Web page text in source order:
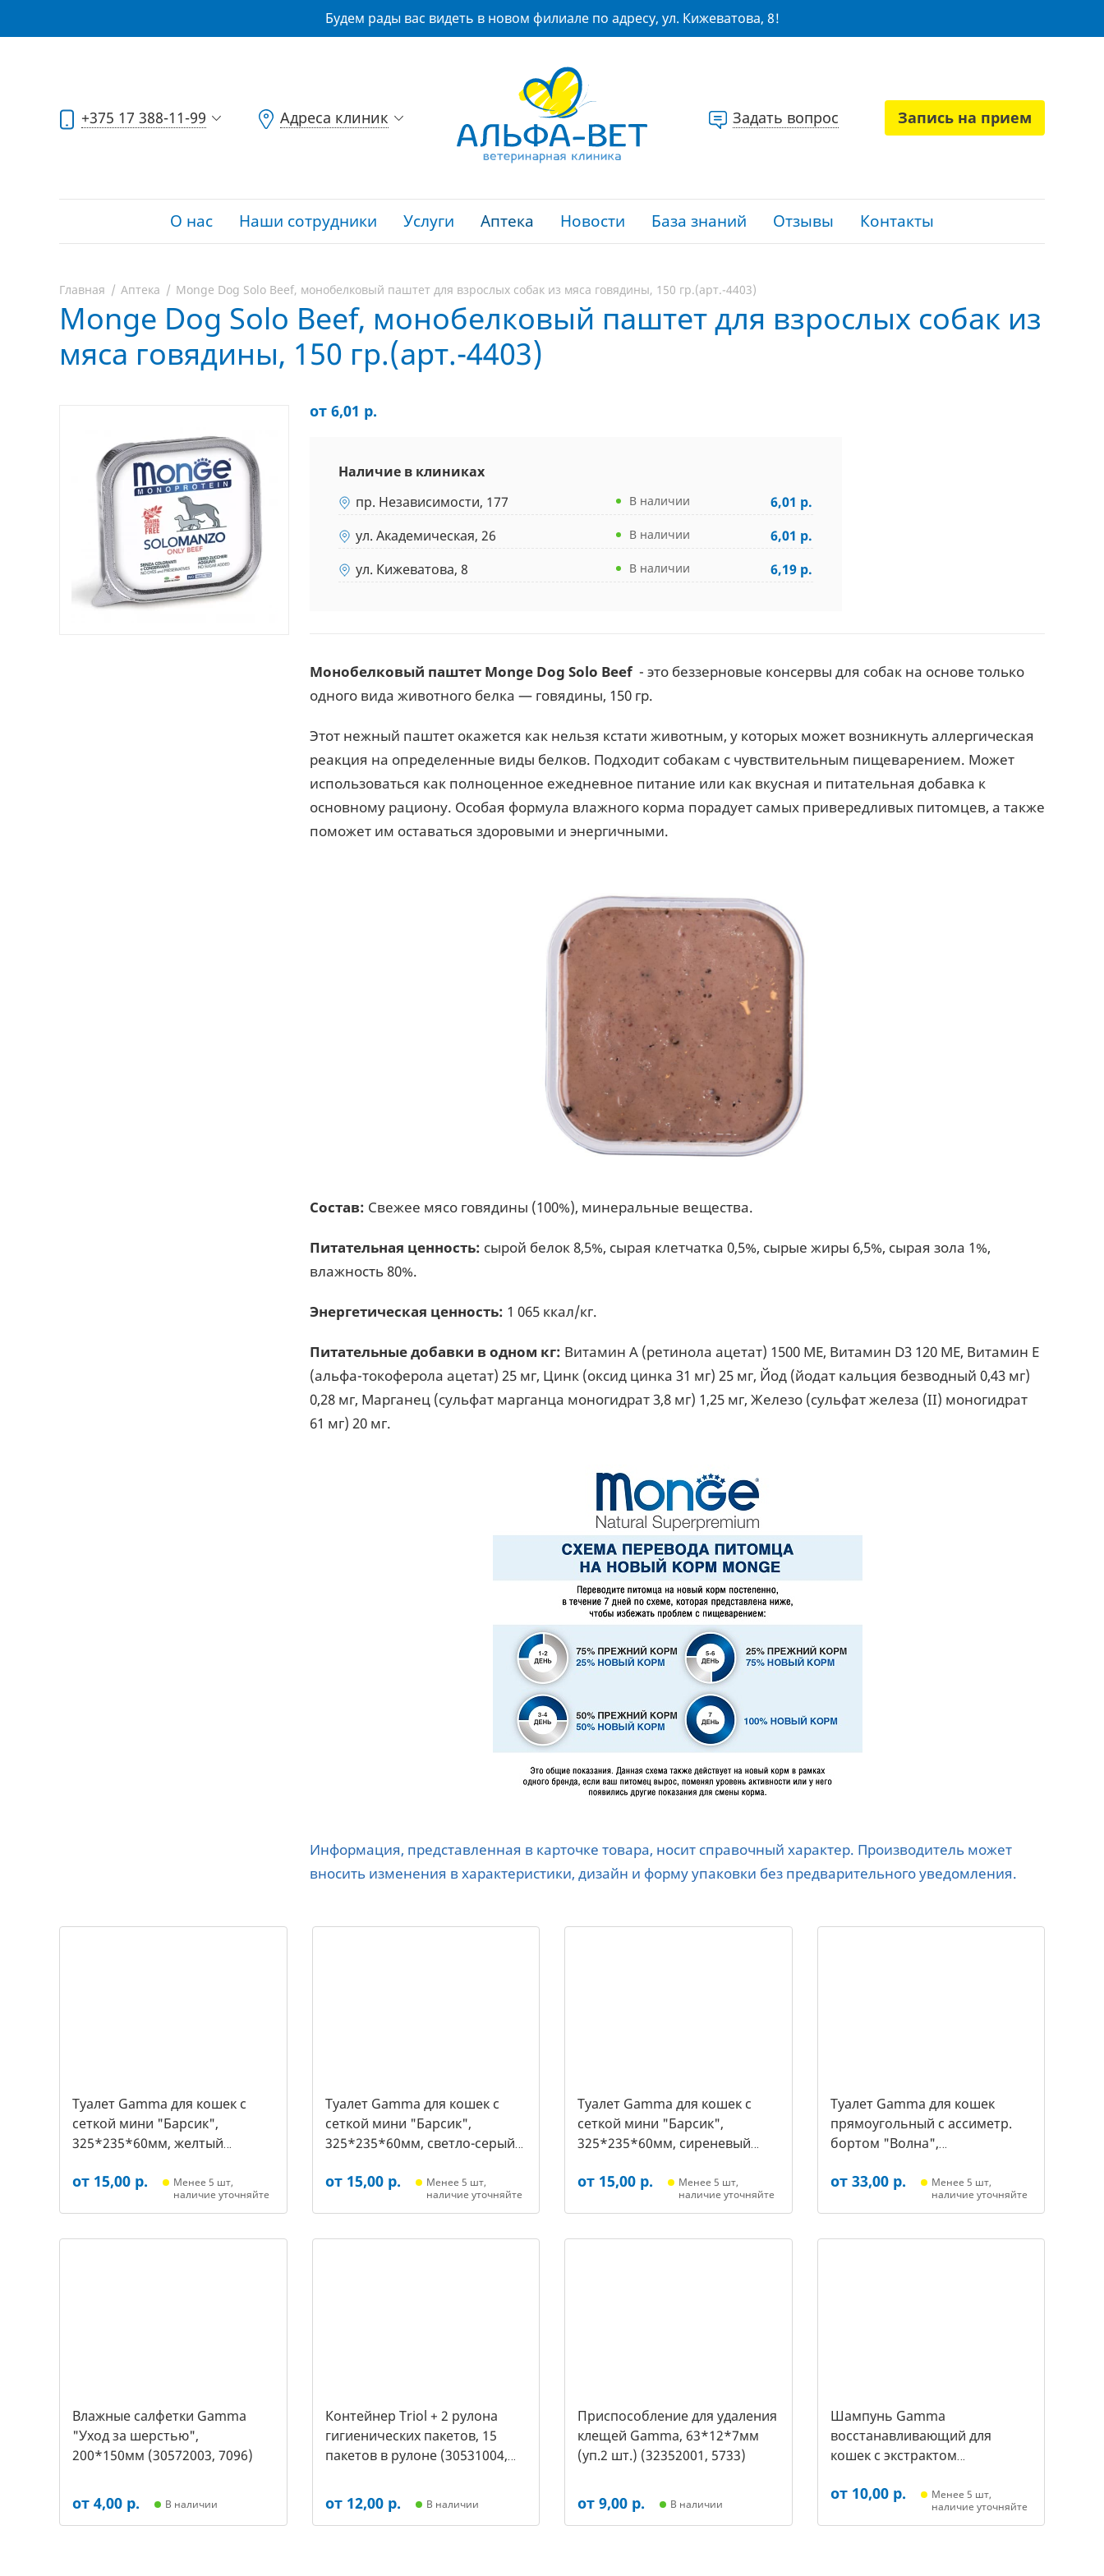
Будем рады вас видеть в новом филиале по адресу, ул. Кижеватова, 8!
+375 17 388-11-99 Адреса клиник Задать вопрос Запись на прием
О нас Наши сотрудники Услуги Аптека Новости База знаний Отзывы Контакты
Главная Аптека Monge Dog Solo Beef, монобелковый паштет для взрослых собак из мяса говядины, 150 гр.(арт.-4403)
Monge Dog Solo Beef, монобелковый паштет для взрослых собак из
мяса говядины, 150 гр.(арт.-4403)
от 6,01 р.
Наличие в клиниках
пр. Независимости, 177
В наличии
6,01 р.
ул. Академическая, 26
В наличии
6,01 р.
ул. Кижеватова, 8
В наличии 6,19 р.
Монобелковый паштет Monge Dog Solo Beef - это беззерновые консервы для собак на основе только
одного вида животного белка — говядины, 150 гр.
Этот нежный паштет окажется как нельзя кстати животным, у которых может возникнуть аллергическая
реакция на определенные виды белков. Подходит собакам с чувствительным пищеварением. Может
использоваться как полноценное ежедневное питание или как вкусная и питательная добавка к
основному рациону. Особая формула влажного корма порадует самых привередливых питомцев, а также
поможет им оставаться здоровыми и энергичными.
Состав: Свежее мясо говядины (100%), минеральные вещества.
Питательная ценность: сырой белок 8,5%, сырая клетчатка 0,5%, сырые жиры 6,5%, сырая зола 1%,
влажность 80%.
Энергетическая ценность: 1 065 ккал/кг.
Питательные добавки в одном кг: Витамин А (ретинола ацетат) 1500 МЕ, Витамин D3 120 МЕ, Витамин Е
(альфа-токоферола ацетат) 25 мг, Цинк (оксид цинка 31 мг) 25 мг, Йод (йодат кальция безводный 0,43 мг)
0,28 мг, Марганец (сульфат марганца моногидрат 3,8 мг) 1,25 мг, Железо (сульфат железа (II) моногидрат
61 мг) 20 мг.
Информация, представленная в карточке товара, носит справочный характер. Производитель может
вносить изменения в характеристики, дизайн и форму упаковки без предварительного уведомления.
Туалет Gamma для кошек c
сеткой мини "Барсик",
325*235*60мм, желтый
от 15,00 р.
Менее 5 шт,
наличие уточняйте
Туалет Gamma для кошек c
сеткой мини "Барсик",
325*235*60мм, светло-серый
от 15,00 р.
Менее 5 шт,
наличие уточняйте
Туалет Gamma для кошек c
сеткой мини "Барсик",
325*235*60мм, сиреневый
от 15,00 р.
Менее 5 шт,
наличие уточняйте
Туалет Gamma для кошек
прямоугольный с ассиметр.
бортом "Волна",
(20452018, 3387)
от 33,00 р.
Менее 5 шт,
наличие уточняйте
Влажные салфетки Gamma
"Уход за шерстью",
200*150мм (30572003, 7096)
от 4,00 р. В наличии
Контейнер Triol + 2 рулона
гигиенических пакетов, 15
пакетов в рулоне (30531004,
от 12,00 р. В наличии
Приспособление для удаления
клещей Gamma, 63*12*7мм
(уп.2 шт.) (32352001, 5733)
от 9,00 р. В наличии
Шампунь Gamma
восстанавливающий для
кошек с экстрактом
3431)
от 10,00 р.
Менее 5 шт,
наличие уточняйте